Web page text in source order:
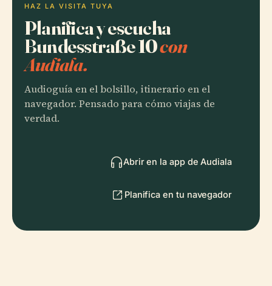
HAZ LA VISITA TUYA
Planifica y escucha
Bundesstraße 10con
Audiala.
Audioguía en el bolsillo, itinerario en el
navegador. Pensado para cómo viajas de
verdad.
Abrir en la app de Audiala
Planifica en tu navegador